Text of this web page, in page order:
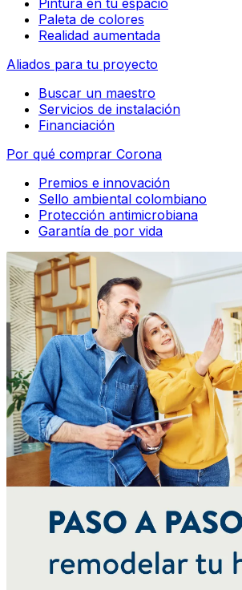
Pintura en tu espacio
Paleta de colores
Realidad aumentada
Aliados para tu proyecto
Buscar un maestro
Servicios de instalación
Financiación
Por qué comprar Corona
Premios e innovación
Sello ambiental colombiano
Protección antimicrobiana
Garantía de por vida